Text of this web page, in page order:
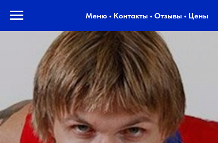
Меню • Контакты • Отзывы • Цены